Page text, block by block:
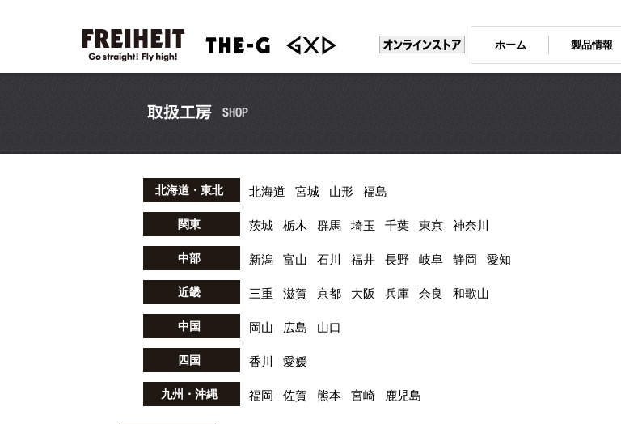
ホーム 製品情報
北海道・東北 北海道 宮城 山形 福島
関東 茨城 栃木 群馬 埼玉 千葉 東京 神奈川
中部 新潟 富山 石川 福井 長野 岐阜 静岡 愛知
近畿 三重 滋賀 京都 大阪 兵庫 奈良 和歌山
中国 岡山 広島 山口
四国 香川 愛媛
九州・沖縄 福岡 佐賀 熊本 宮崎 鹿児島